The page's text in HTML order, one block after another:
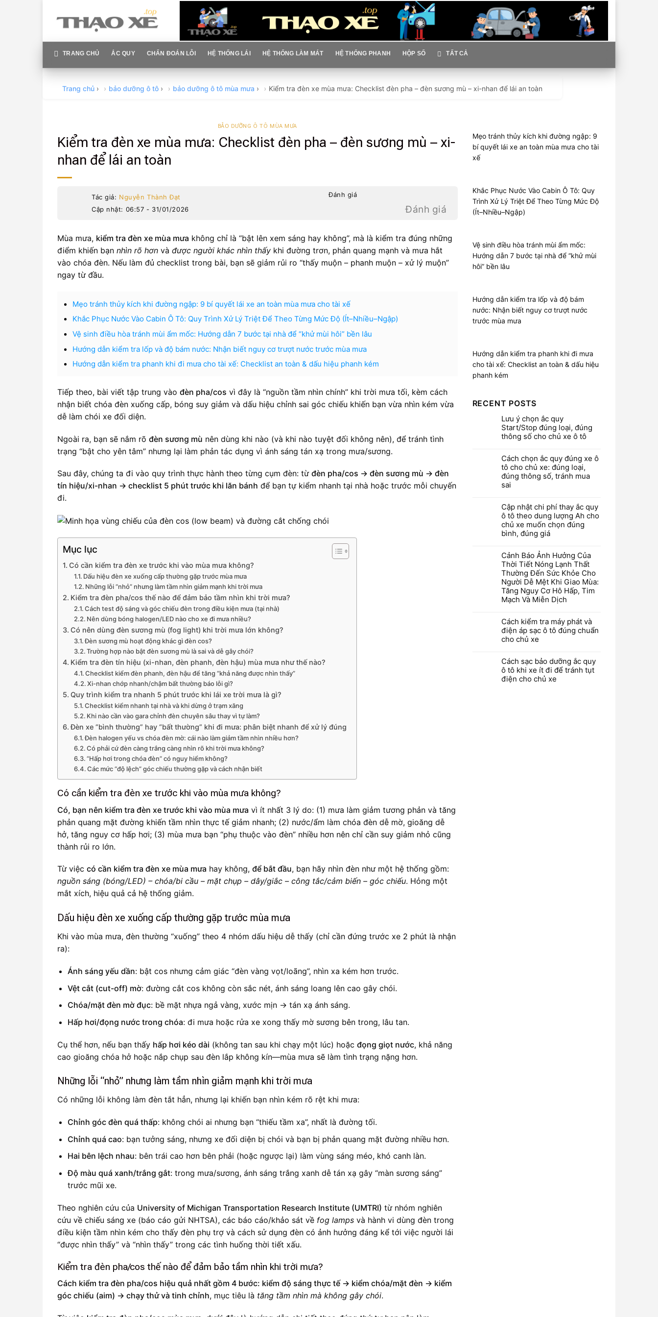
content
TRANG CHỦ ẮC QUY CHẨN ĐOÁN LỖI HỆ THỐNG LÁI HỆ THỐNG LÀM MÁT HỆ THỐNG PHANH HỘP SỐ TẤT CẢ
Trang chủ › bảo dưỡng ô tô › bảo dưỡng ô tô mùa mưa › Kiểm tra đèn xe mùa mưa: Checklist đèn pha – đèn sương mù – xi-nhan để lái an toàn
BẢO DƯỠNG Ô TÔ MÙA MƯA
Kiểm tra đèn xe mùa mưa: Checklist đèn pha – đèn sương mù – xi-
nhan để lái an toàn
Tác giả: Nguyễn Thành Đạt
Cập nhật: 06:57 - 31/01/2026
Đánh giá
Đánh giá
Mùa mưa, kiểm tra đèn xe mùa mưa không chỉ là “bật lên xem sáng hay không”, mà là kiểm tra đúng những
điểm khiến bạn nhìn rõ hơn và được người khác nhìn thấy khi đường trơn, phản quang mạnh và mưa hắt
vào chóa đèn. Nếu làm đủ checklist trong bài, bạn sẽ giảm rủi ro “thấy muộn – phanh muộn – xử lý muộn”
ngay từ đầu.
Mẹo tránh thủy kích khi đường ngập: 9 bí quyết lái xe an toàn mùa mưa cho tài xế
Khắc Phục Nước Vào Cabin Ô Tô: Quy Trình Xử Lý Triệt Để Theo Từng Mức Độ (Ít–Nhiều–Ngập)
Vệ sinh điều hòa tránh mùi ẩm mốc: Hướng dẫn 7 bước tại nhà để “khử mùi hôi” bền lâu
Hướng dẫn kiểm tra lốp và độ bám nước: Nhận biết nguy cơ trượt nước trước mùa mưa
Hướng dẫn kiểm tra phanh khi đi mưa cho tài xế: Checklist an toàn & dấu hiệu phanh kém
Tiếp theo, bài viết tập trung vào đèn pha/cos vì đây là “nguồn tầm nhìn chính” khi trời mưa tối, kèm cách
nhận biết chóa đèn xuống cấp, bóng suy giảm và dấu hiệu chỉnh sai góc chiếu khiến bạn vừa nhìn kém vừa
dễ làm chói xe đối diện.
Ngoài ra, bạn sẽ nắm rõ đèn sương mù nên dùng khi nào (và khi nào tuyệt đối không nên), để tránh tình
trạng “bật cho yên tâm” nhưng lại làm phản tác dụng vì ánh sáng tán xạ trong mưa/sương.
Sau đây, chúng ta đi vào quy trình thực hành theo từng cụm đèn: từ đèn pha/cos → đèn sương mù → đèn
tín hiệu/xi-nhan → checklist 5 phút trước khi lăn bánh để bạn tự kiểm nhanh tại nhà hoặc trước mỗi chuyến
đi.
Mục lục
Có cần kiểm tra đèn xe trước khi vào mùa mưa không?
Dấu hiệu đèn xe xuống cấp thường gặp trước mùa mưa
Những lỗi “nhỏ” nhưng làm tầm nhìn giảm mạnh khi trời mưa
Kiểm tra đèn pha/cos thế nào để đảm bảo tầm nhìn khi trời mưa?
Cách test độ sáng và góc chiếu đèn trong điều kiện mưa (tại nhà)
Nên dùng bóng halogen/LED nào cho xe đi mưa nhiều?
Có nên dùng đèn sương mù (fog light) khi trời mưa lớn không?
Đèn sương mù hoạt động khác gì đèn cos?
Trường hợp nào bật đèn sương mù là sai và dễ gây chói?
Kiểm tra đèn tín hiệu (xi-nhan, đèn phanh, đèn hậu) mùa mưa như thế nào?
Checklist kiểm đèn phanh, đèn hậu để tăng “khả năng được nhìn thấy”
Xi-nhan chớp nhanh/chậm bất thường báo lỗi gì?
Quy trình kiểm tra nhanh 5 phút trước khi lái xe trời mưa là gì?
Checklist kiểm nhanh tại nhà và khi dừng ở trạm xăng
Khi nào cần vào gara chỉnh đèn chuyên sâu thay vì tự làm?
Đèn xe “bình thường” hay “bất thường” khi đi mưa: phân biệt nhanh để xử lý đúng
Đèn halogen yếu vs chóa đèn mờ: cái nào làm giảm tầm nhìn nhiều hơn?
Có phải cứ đèn càng trắng càng nhìn rõ khi trời mưa không?
“Hấp hơi trong chóa đèn” có nguy hiểm không?
Các mức “độ lệch” góc chiếu thường gặp và cách nhận biết
Có cần kiểm tra đèn xe trước khi vào mùa mưa không?
Có, bạn nên kiểm tra đèn xe trước khi vào mùa mưa vì ít nhất 3 lý do: (1) mưa làm giảm tương phản và tăng
phản quang mặt đường khiến tầm nhìn thực tế giảm nhanh; (2) nước/ẩm làm chóa đèn dễ mờ, gioăng dễ
hở, tăng nguy cơ hấp hơi; (3) mùa mưa bạn “phụ thuộc vào đèn” nhiều hơn nên chỉ cần suy giảm nhỏ cũng
thành rủi ro lớn.
Từ việc có cần kiểm tra đèn xe mùa mưa hay không, để bắt đầu, bạn hãy nhìn đèn như một hệ thống gồm:
nguồn sáng (bóng/LED) – chóa/bi cầu – mặt chụp – dây/giắc – công tắc/cảm biến – góc chiếu. Hỏng một
mắt xích, hiệu quả cả hệ thống giảm.
Dấu hiệu đèn xe xuống cấp thường gặp trước mùa mưa
Khi vào mùa mưa, đèn thường “xuống” theo 4 nhóm dấu hiệu dễ thấy (chỉ cần đứng trước xe 2 phút là nhận
ra):
Ánh sáng yếu dần: bật cos nhưng cảm giác “đèn vàng vọt/loãng”, nhìn xa kém hơn trước.
Vệt cắt (cut-off) mờ: đường cắt cos không còn sắc nét, ánh sáng loang lên cao gây chói.
Chóa/mặt đèn mờ đục: bề mặt nhựa ngả vàng, xước mịn → tán xạ ánh sáng.
Hấp hơi/đọng nước trong chóa: đi mưa hoặc rửa xe xong thấy mờ sương bên trong, lâu tan.
Cụ thể hơn, nếu bạn thấy hấp hơi kéo dài (không tan sau khi chạy một lúc) hoặc đọng giọt nước, khả năng
cao gioăng chóa hở hoặc nắp chụp sau đèn lắp không kín—mùa mưa sẽ làm tình trạng nặng hơn.
Những lỗi “nhỏ” nhưng làm tầm nhìn giảm mạnh khi trời mưa
Có những lỗi không làm đèn tắt hẳn, nhưng lại khiến bạn nhìn kém rõ rệt khi mưa:
Chỉnh góc đèn quá thấp: không chói ai nhưng bạn “thiếu tầm xa”, nhất là đường tối.
Chỉnh quá cao: bạn tưởng sáng, nhưng xe đối diện bị chói và bạn bị phản quang mặt đường nhiều hơn.
Hai bên lệch nhau: bên trái cao hơn bên phải (hoặc ngược lại) làm vùng sáng méo, khó canh làn.
Độ màu quá xanh/trắng gắt: trong mưa/sương, ánh sáng trắng xanh dễ tán xạ gây “màn sương sáng”
trước mũi xe.
Theo nghiên cứu của University of Michigan Transportation Research Institute (UMTRI) từ nhóm nghiên
cứu về chiếu sáng xe (báo cáo gửi NHTSA), các báo cáo/khảo sát về fog lamps và hành vi dùng đèn trong
điều kiện tầm nhìn kém cho thấy đèn phụ trợ và cách sử dụng đèn có ảnh hưởng đáng kể tới việc người lái
“được nhìn thấy” và “nhìn thấy” trong các tình huống thời tiết xấu.
Kiểm tra đèn pha/cos thế nào để đảm bảo tầm nhìn khi trời mưa?
Cách kiểm tra đèn pha/cos hiệu quả nhất gồm 4 bước: kiểm độ sáng thực tế → kiểm chóa/mặt đèn → kiểm
góc chiếu (aim) → chạy thử và tinh chỉnh, mục tiêu là tăng tầm nhìn mà không gây chói.
Mẹo tránh thủy kích khi đường ngập: 9
bí quyết lái xe an toàn mùa mưa cho tài
xế
Khắc Phục Nước Vào Cabin Ô Tô: Quy
Trình Xử Lý Triệt Để Theo Từng Mức Độ
(Ít–Nhiều–Ngập)
Vệ sinh điều hòa tránh mùi ẩm mốc:
Hướng dẫn 7 bước tại nhà để “khử mùi
hôi” bền lâu
Hướng dẫn kiểm tra lốp và độ bám
nước: Nhận biết nguy cơ trượt nước
trước mùa mưa
Hướng dẫn kiểm tra phanh khi đi mưa
cho tài xế: Checklist an toàn & dấu hiệu
phanh kém
RECENT POSTS
Lưu ý chọn ắc quy
Start/Stop đúng loại, đúng
thông số cho chủ xe ô tô
Cách chọn ắc quy đúng xe ô
tô cho chủ xe: đúng loại,
đúng thông số, tránh mua
sai
Cập nhật chi phí thay ắc quy
ô tô theo dung lượng Ah cho
chủ xe muốn chọn đúng
bình, đúng giá
Cảnh Báo Ảnh Hưởng Của
Thời Tiết Nóng Lạnh Thất
Thường Đến Sức Khỏe Cho
Người Dễ Mệt Khi Giao Mùa:
Tăng Nguy Cơ Hô Hấp, Tim
Mạch Và Miễn Dịch
Cách kiểm tra máy phát và
điện áp sạc ô tô đúng chuẩn
cho chủ xe
Cách sạc bảo dưỡng ắc quy
ô tô khi xe ít đi để tránh tụt
điện cho chủ xe